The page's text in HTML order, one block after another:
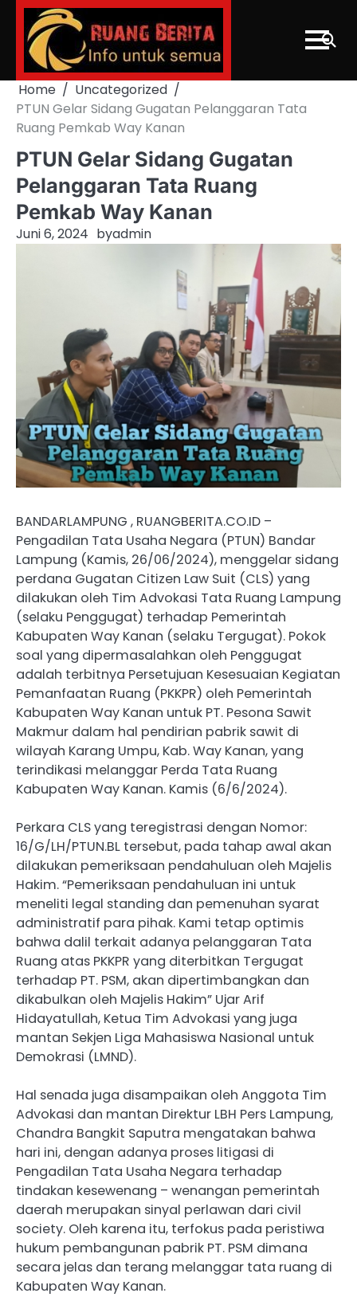
Skip
content
Home
Uncategorized
PTUN Gelar Sidang Gugatan Pelanggaran Tata
Ruang Pemkab Way Kanan
PTUN Gelar Sidang Gugatan
Pelanggaran Tata Ruang
Pemkab Way Kanan
Juni 6, 2024 byadmin
BANDARLAMPUNG , RUANGBERITA.CO.ID –
Pengadilan Tata Usaha Negara (PTUN) Bandar
Lampung (Kamis, 26/06/2024), menggelar sidang
perdana Gugatan Citizen Law Suit (CLS) yang
dilakukan oleh Tim Advokasi Tata Ruang Lampung
(selaku Penggugat) terhadap Pemerintah
Kabupaten Way Kanan (selaku Tergugat). Pokok
soal yang dipermasalahkan oleh Penggugat
adalah terbitnya Persetujuan Kesesuaian Kegiatan
Pemanfaatan Ruang (PKKPR) oleh Pemerintah
Kabupaten Way Kanan untuk PT. Pesona Sawit
Makmur dalam hal pendirian pabrik sawit di
wilayah Karang Umpu, Kab. Way Kanan, yang
terindikasi melanggar Perda Tata Ruang
Kabupaten Way Kanan. Kamis (6/6/2024).
Perkara CLS yang teregistrasi dengan Nomor:
16/G/LH/PTUN.BL tersebut, pada tahap awal akan
dilakukan pemeriksaan pendahuluan oleh Majelis
Hakim. “Pemeriksaan pendahuluan ini untuk
meneliti legal standing dan pemenuhan syarat
administratif para pihak. Kami tetap optimis
bahwa dalil terkait adanya pelanggaran Tata
Ruang atas PKKPR yang diterbitkan Tergugat
terhadap PT. PSM, akan dipertimbangkan dan
dikabulkan oleh Majelis Hakim” Ujar Arif
Hidayatullah, Ketua Tim Advokasi yang juga
mantan Sekjen Liga Mahasiswa Nasional untuk
Demokrasi (LMND).
Hal senada juga disampaikan oleh Anggota Tim
Advokasi dan mantan Direktur LBH Pers Lampung,
Chandra Bangkit Saputra mengatakan bahwa
hari ini, dengan adanya proses litigasi di
Pengadilan Tata Usaha Negara terhadap
tindakan kesewenang – wenangan pemerintah
daerah merupakan sinyal perlawan dari civil
society. Oleh karena itu, terfokus pada peristiwa
hukum pembangunan pabrik PT. PSM dimana
secara jelas dan terang melanggar tata ruang di
Kabupaten Way Kanan.